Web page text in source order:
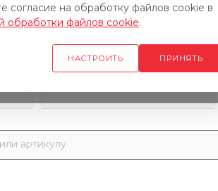
О КОМПАНИИ
Запчасти к грузовым
согласие на обработку файлов cookie в
обработки файлов cookie.
НАСТРОИТЬ ПРИНЯТЬ